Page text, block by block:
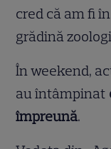
cred că am fi
grădină
În weekend,
au întâmpinat
împreună.